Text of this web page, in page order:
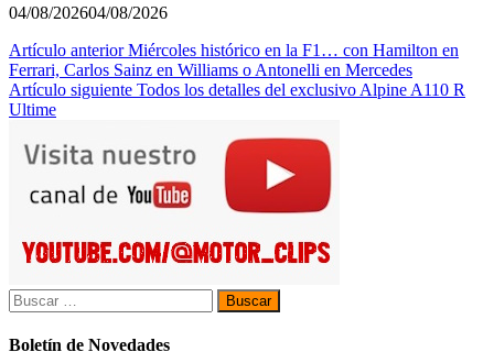
04/08/202604/08/2026
Navegación
de
entradas
Artículo anterior Miércoles histórico en la F1… con Hamilton en
Ferrari, Carlos Sainz en Williams o Antonelli en Mercedes
Artículo siguiente Todos los detalles del exclusivo Alpine A110 R
Ultime
Buscar:
Boletín de Novedades